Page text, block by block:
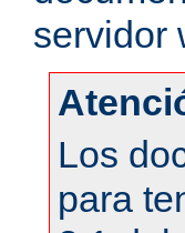
servidor
Los
para